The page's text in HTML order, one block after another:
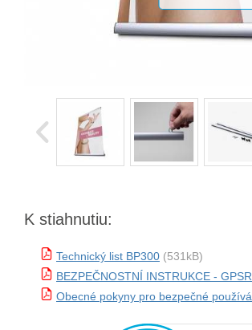
K stiahnutiu:
Technický list BP300 (531kB)
BEZPEČNOSTNÍ INSTRUKCE -
Obecné pokyny pro bezpečné